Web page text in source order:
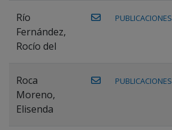
Río
Fernández,
Rocío del
PUBLICACIONES
Roca
Moreno,
Elisenda
PUBLICACIONES